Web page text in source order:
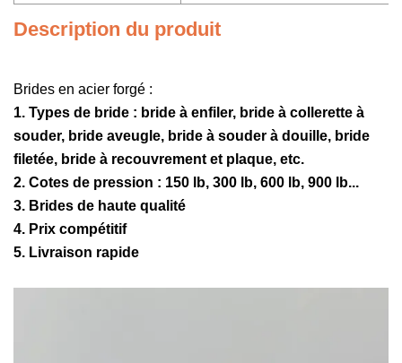
Description du produit
Brides en acier forgé :
1. Types de bride : bride à enfiler, bride à collerette à
souder, bride aveugle, bride à souder à douille, bride
filetée, bride à recouvrement et plaque, etc.
2. Cotes de pression : 150 lb, 300 lb, 600 lb, 900 lb...
3. Brides de haute qualité
4. Prix compétitif
5. Livraison rapide